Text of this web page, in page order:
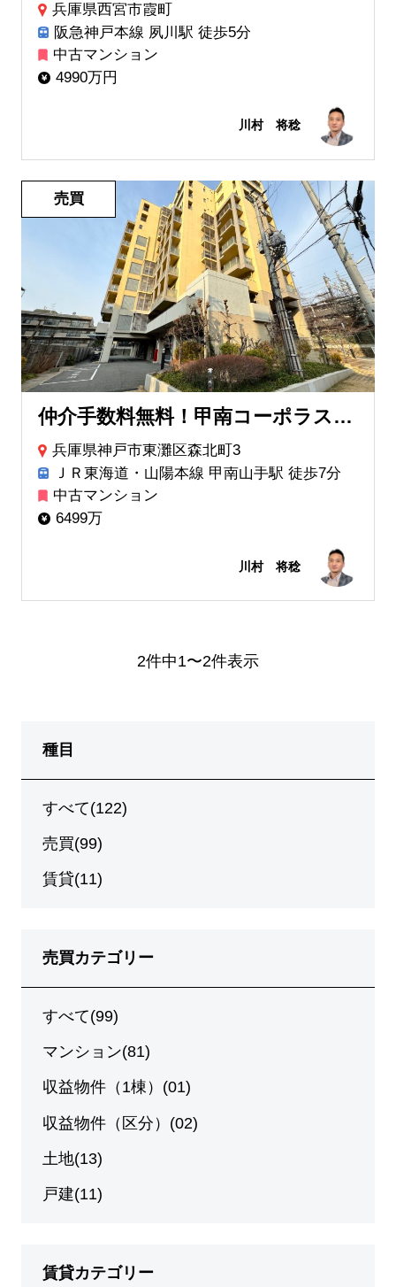
兵庫県西宮市霞町
阪急神戸本線 夙川駅 徒歩5分
中古マンション
4990万円
川村 将稔
仲介手数料無料！甲南コーポラス6,499万円
兵庫県神戸市東灘区森北町3
ＪＲ東海道・山陽本線 甲南山手駅 徒歩7分
中古マンション
6499万
川村 将稔
売買
2件中1〜2件表示
種目
すべて(122)
売買(99)
賃貸(11)
売買カテゴリー
すべて(99)
マンション(81)
収益物件（1棟）(01)
収益物件（区分）(02)
土地(13)
戸建(11)
賃貸カテゴリー